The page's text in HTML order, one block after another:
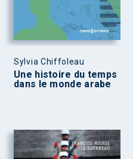
Sylvia Chiffoleau
Une histoire du temps
dans le monde arabe